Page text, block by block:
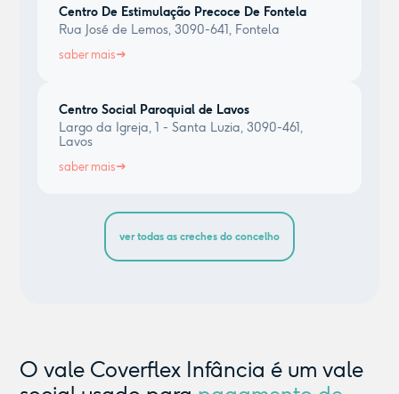
Centro De Estimulação Precoce De Fontela
Rua José de Lemos, 3090-641, Fontela
saber mais
Centro Social Paroquial de Lavos
Largo da Igreja, 1 - Santa Luzia, 3090-461,
Lavos
saber mais
ver todas as creches do concelho
O vale Coverflex Infância é um vale